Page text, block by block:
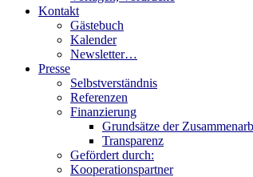
Kontakt
Gästebuch
Kalender
Newsletter…
Presse
Selbstverständnis
Referenzen
Finanzierung
Grundsätze der
Transparenz
Gefördert durch:
Kooperationspartner